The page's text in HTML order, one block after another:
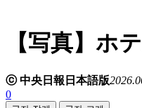
【写真】ホ
ⓒ 中央日報日本語版
0